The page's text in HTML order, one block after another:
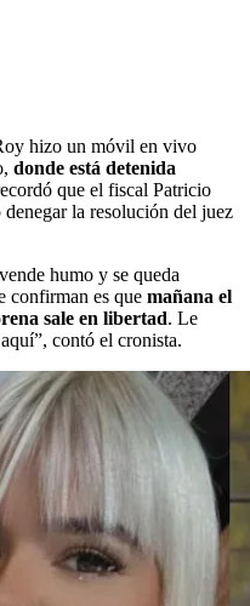
hizo un móvil en vivo
donde está detenida
que el fiscal Patricio
la resolución del juez
humo y se queda
confirman es que mañana el
sale en libertad. Le
contó el cronista.